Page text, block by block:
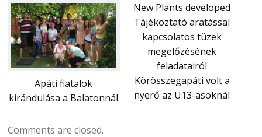
Apáti fiatalok
kirándulása a Balatonnál
New Plants developed
Tájékoztató aratással
kapcsolatos tüzek
megelőzésének
feladatairól
Körösszegapáti volt a
nyerő az U13-asoknál
Comments are closed.